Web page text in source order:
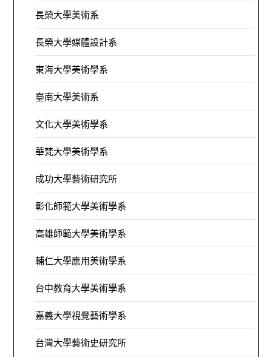
長榮大學美術系
長榮大學媒體設計系
東海大學美術學系
臺南大學美術系
文化大學美術學系
華梵大學美術學系
成功大學藝術研究所
彰化師範大學美術學系
高雄師範大學美術學系
輔仁大學應用美術學系
台中教育大學美術學系
嘉義大學視覺藝術學系
台灣大學藝術史研究所